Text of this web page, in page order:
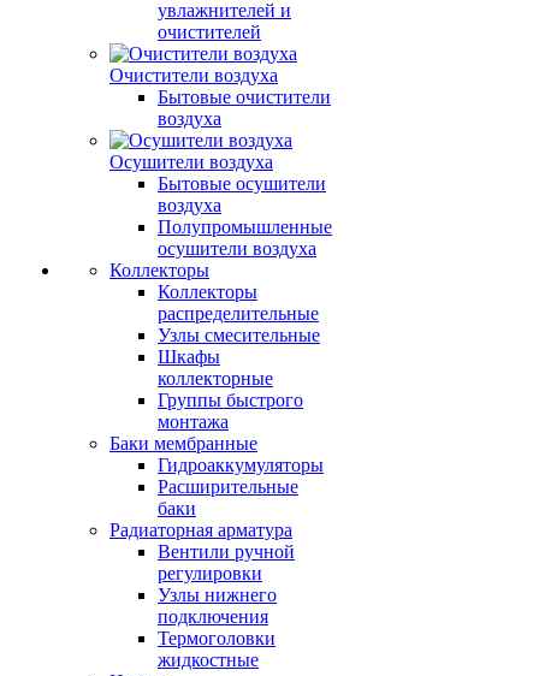
увлажнителей и
очистителей
Очистители воздуха
Бытовые очистители
воздуха
Осушители воздуха
Бытовые осушители
воздуха
Полупромышленные
осушители воздуха
Коллекторы
Коллекторы
распределительные
Узлы смесительные
Шкафы
коллекторные
Группы быстрого
монтажа
Баки мембранные
Гидроаккумуляторы
Расширительные
баки
Радиаторная арматура
Вентили ручной
регулировки
Узлы нижнего
подключения
Термоголовки
жидкостные